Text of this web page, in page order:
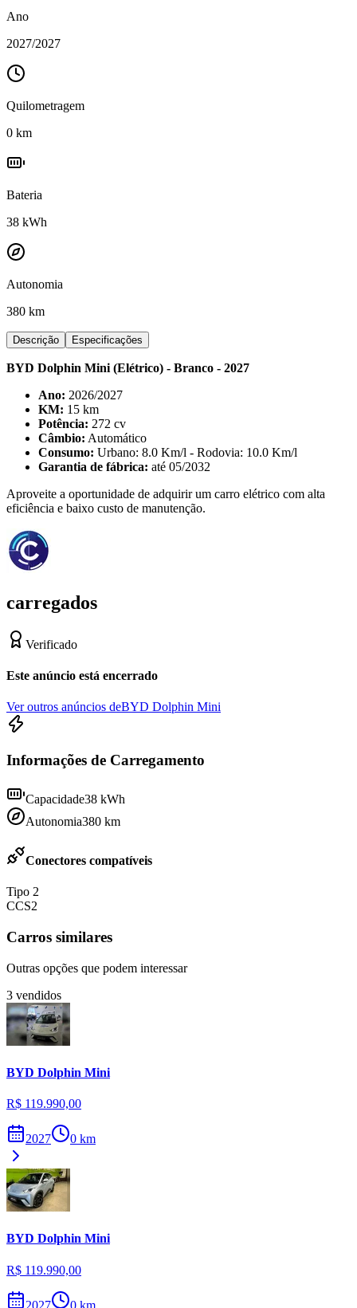
Ano
2027/2027
Quilometragem
0 km
Bateria
38 kWh
Autonomia
380 km
Descrição Especificações
BYD Dolphin Mini (Elétrico) - Branco - 2027
Ano: 2026/2027
KM: 15 km
Potência: 272 cv
Câmbio: Automático
Consumo: Urbano: 8.0 Km/l - Rodovia: 10.0 Km/l
Garantia de fábrica: até 05/2032
Aproveite a oportunidade de adquirir um carro elétrico com alta
eficiência e baixo custo de manutenção.
carregados
Verificado
Este anúncio está encerrado
Ver outros anúncios deBYD Dolphin Mini
Informações de Carregamento
Capacidade38 kWh
Autonomia380 km
Conectores compatíveis
Tipo 2
CCS2
Carros similares
Outras opções que podem interessar
3 vendidos
BYD Dolphin Mini
R$ 119.990,00
2027 0 km
BYD Dolphin Mini
R$ 119.990,00
2027 0 km